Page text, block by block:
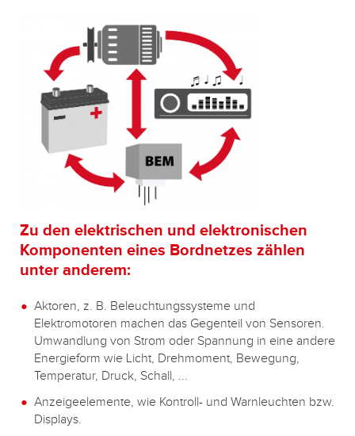
Zu den elektrischen und elektronischen
Komponenten eines Bordnetzes zählen
unter anderem:
Aktoren, z. B. Beleuchtungssysteme und
Elektromotoren machen das Gegenteil von Sensoren.
Umwandlung von Strom oder Spannung in eine andere
Energieform wie Licht, Drehmoment, Bewegung,
Temperatur, Druck, Schall, ...
Anzeigeelemente, wie Kontroll- und Warnleuchten bzw.
Displays.